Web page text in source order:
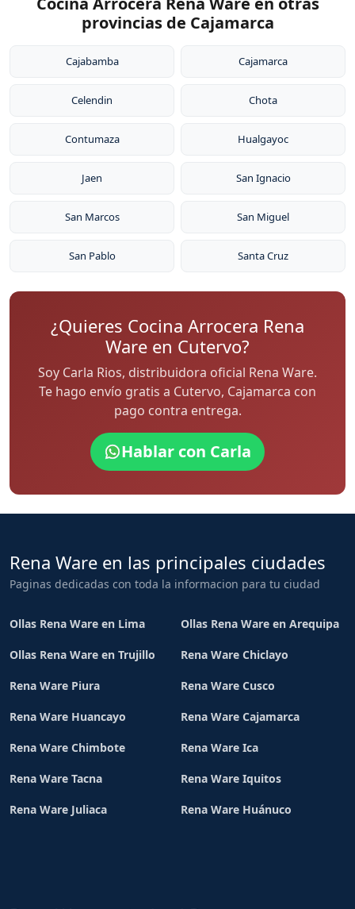
provincias de Cajamarca
Cajabamba Cajamarca
Celendin Chota
Contumaza Hualgayoc
Jaen San Ignacio
San Marcos San Miguel
San Pablo Santa Cruz
¿Quieres Cocina Arrocera Rena
Ware en Cutervo?
Soy Carla Rios, distribuidora oficial Rena Ware.
Te hago envío gratis a Cutervo, Cajamarca con
pago contra entrega.
Hablar con Carla
Rena Ware en las principales ciudades
Paginas dedicadas con toda la informacion para tu ciudad
Ollas Rena Ware en Lima Ollas Rena Ware en Arequipa
Ollas Rena Ware en Trujillo Rena Ware Chiclayo
Rena Ware Piura Rena Ware Cusco
Rena Ware Huancayo Rena Ware Cajamarca
Rena Ware Chimbote Rena Ware Ica
Rena Ware Tacna Rena Ware Iquitos
Rena Ware Juliaca Rena Ware Huánuco